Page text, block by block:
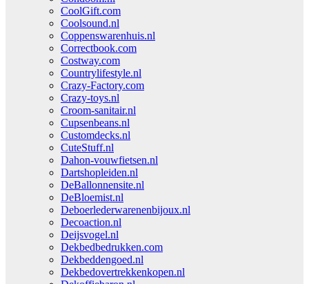
CoolGift.com
Coolsound.nl
Coppenswarenhuis.nl
Correctbook.com
Costway.com
Countrylifestyle.nl
Crazy-Factory.com
Crazy-toys.nl
Croom-sanitair.nl
Cupsenbeans.nl
Customdecks.nl
CuteStuff.nl
Dahon-vouwfietsen.nl
Dartshopleiden.nl
DeBallonnensite.nl
DeBloemist.nl
Deboerlederwarenenbijoux.nl
Decoaction.nl
Deijsvogel.nl
Dekbedbedrukken.com
Dekbeddengoed.nl
Dekbedovertrekkenkopen.nl